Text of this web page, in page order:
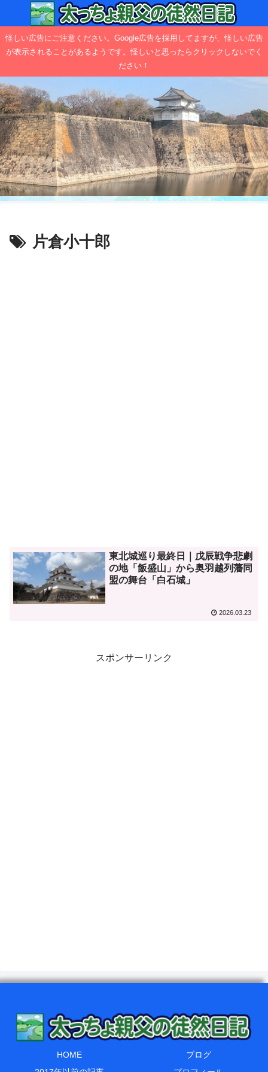
怪しい広告にご注意ください。Google広告を採用してますが、怪しい広告
が表示されることがあるようです。怪しいと思ったらクリックしないでく
ださい！
片倉小十郎
東北城巡り最終日｜戊辰戦争悲劇
の地「飯盛山」から奥羽越列藩同
盟の舞台「白石城」
2026.03.23
スポンサーリンク
HOME
ブログ